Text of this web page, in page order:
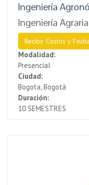
Ingeniería
Ingeniería Agraria
Recibir Costos y
Modalidad:
Presencial
Ciudad:
Bogota, Bogotá
Duración:
10 SEMESTRES